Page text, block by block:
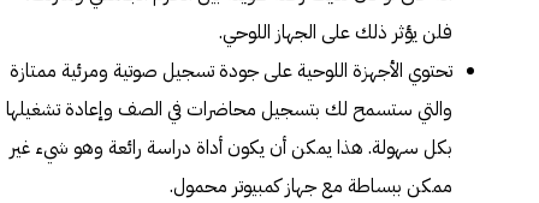
فلن يؤثر ذلك على الجهاز اللوحي.
تحتوي الأجهزة اللوحية على جودة تسجيل صوتية ومرئية ممتازة
والتي ستسمح لك بتسجيل محاضرات في الصف وإعادة تشغيلها
بكل سهولة. هذا يمكن أن يكون أداة دراسة رائعة وهو شيء غير
ممكن ببساطة مع جهاز كمبيوتر محمول.